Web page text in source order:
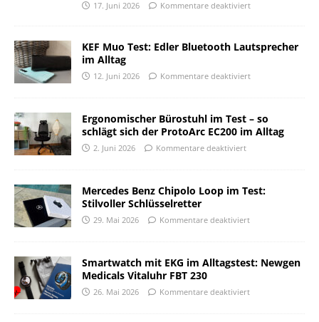
17. Juni 2026 Kommentare deaktiviert
KEF Muo Test: Edler Bluetooth Lautsprecher
im Alltag
12. Juni 2026 Kommentare deaktiviert
Ergonomischer Bürostuhl im Test – so
schlägt sich der ProtoArc EC200 im Alltag
2. Juni 2026 Kommentare deaktiviert
Mercedes Benz Chipolo Loop im Test:
Stilvoller Schlüsselretter
29. Mai 2026 Kommentare deaktiviert
Smartwatch mit EKG im Alltagstest: Newgen
Medicals Vitaluhr FBT 230
26. Mai 2026 Kommentare deaktiviert